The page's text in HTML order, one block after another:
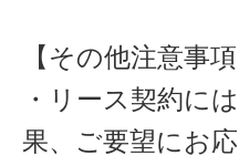
【その他注意事項
・リース契約に
果、ご要望にお